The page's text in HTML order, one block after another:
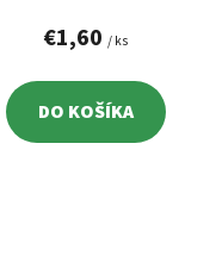
€1,60 / ks
DO KOŠÍKA